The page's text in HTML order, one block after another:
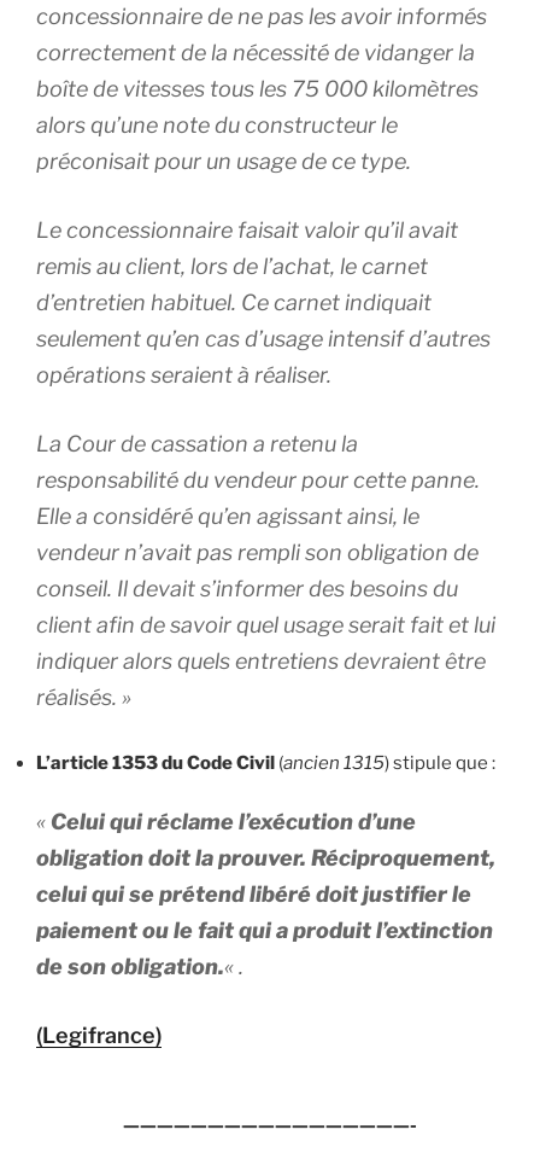
concessionnaire de ne pas les avoir informés
correctement de la nécessité de vidanger la
boîte de vitesses tous les 75 000 kilomètres
alors qu’une note du constructeur le
préconisait pour un usage de ce type.
Le concessionnaire faisait valoir qu’il avait
remis au client, lors de l’achat, le carnet
d’entretien habituel. Ce carnet indiquait
seulement qu’en cas d’usage intensif d’autres
opérations seraient à réaliser.
La Cour de cassation a retenu la
responsabilité du vendeur pour cette panne.
Elle a considéré qu’en agissant ainsi, le
vendeur n’avait pas rempli son obligation de
conseil. Il devait s’informer des besoins du
client afin de savoir quel usage serait fait et lui
indiquer alors quels entretiens devraient être
réalisés. »
L’article 1353 du Code Civil (ancien 1315) stipule que :
« Celui qui réclame l’exécution d’une
obligation doit la prouver. Réciproquement,
celui qui se prétend libéré doit justifier le
paiement ou le fait qui a produit l’extinction
de son obligation.« .
(Legifrance)
—————————————————-